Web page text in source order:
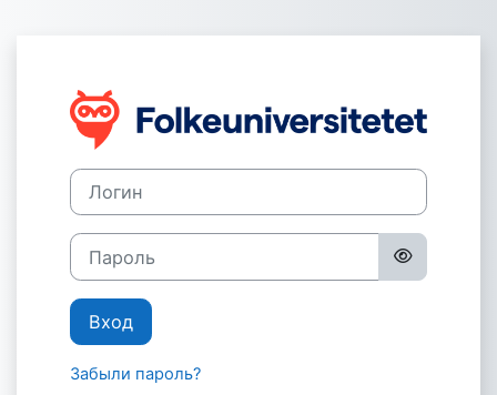
Зайти на
Логин
Пароль
Вход
Забыли пароль?